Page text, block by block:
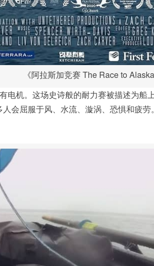
《阿拉斯加竞赛 The Race to
电机。这场史诗般的耐力赛被描述为船
会屈服于风、水流、漩涡、恐惧和疲